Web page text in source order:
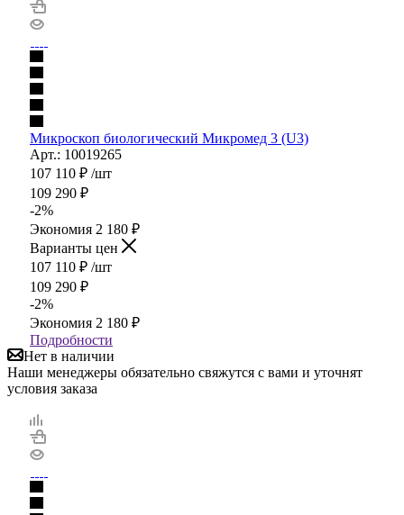
Микроскоп биологический Микромед 3 (U3)
Арт.: 10019265
107 110 ₽ /шт
109 290 ₽
-2%
Экономия 2 180 ₽
Варианты цен
107 110 ₽ /шт
109 290 ₽
-2%
Экономия 2 180 ₽
Подробности
Нет в наличии
Наши менеджеры обязательно свяжутся с вами и уточнят
условия заказа